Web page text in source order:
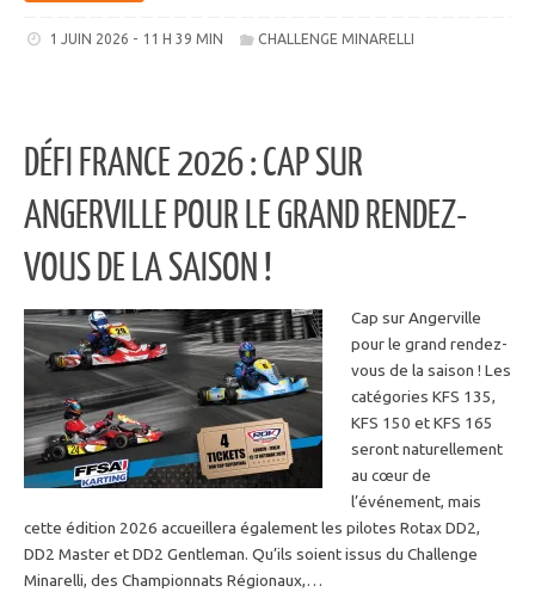
1 JUIN 2026 - 11 H 39 MIN CHALLENGE MINARELLI
DÉFI FRANCE 2026 : CAP SUR
ANGERVILLE POUR LE GRAND RENDEZ-
VOUS DE LA SAISON !
Cap sur Angerville
pour le grand rendez-
vous de la saison ! Les
catégories KFS 135,
KFS 150 et KFS 165
seront naturellement
au cœur de
l’événement, mais
cette édition 2026 accueillera également les pilotes Rotax DD2,
DD2 Master et DD2 Gentleman. Qu’ils soient issus du Challenge
Minarelli, des Championnats Régionaux,…